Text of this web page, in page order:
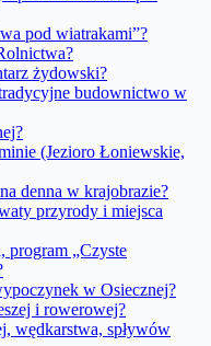
pod wiatrakami”?
żydowski?
budownictwo w
(Jezioro Łoniewskie,
denna w krajobrazie?
przyrody i miejsca
program „Czyste
w Osiecznej?
i rowerowej?
wędkarstwa, spływów